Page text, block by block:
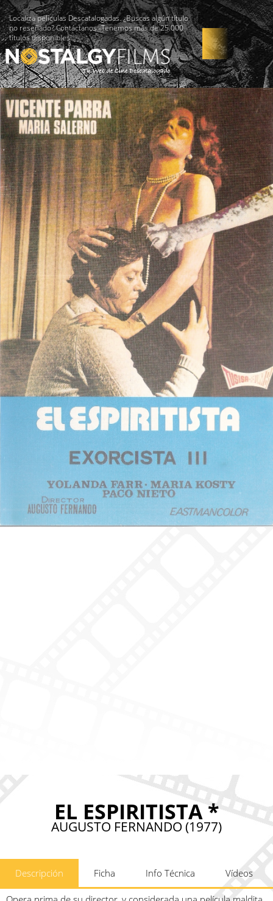
Localiza películas Descatalogadas. ¿Buscas algún título
no reseñado? Contáctanos -Tenemos más de 25.000
títulos disponibles!
EL ESPIRITISTA *
AUGUSTO FERNANDO (1977)
Descripción Ficha Info Técnica Vídeos